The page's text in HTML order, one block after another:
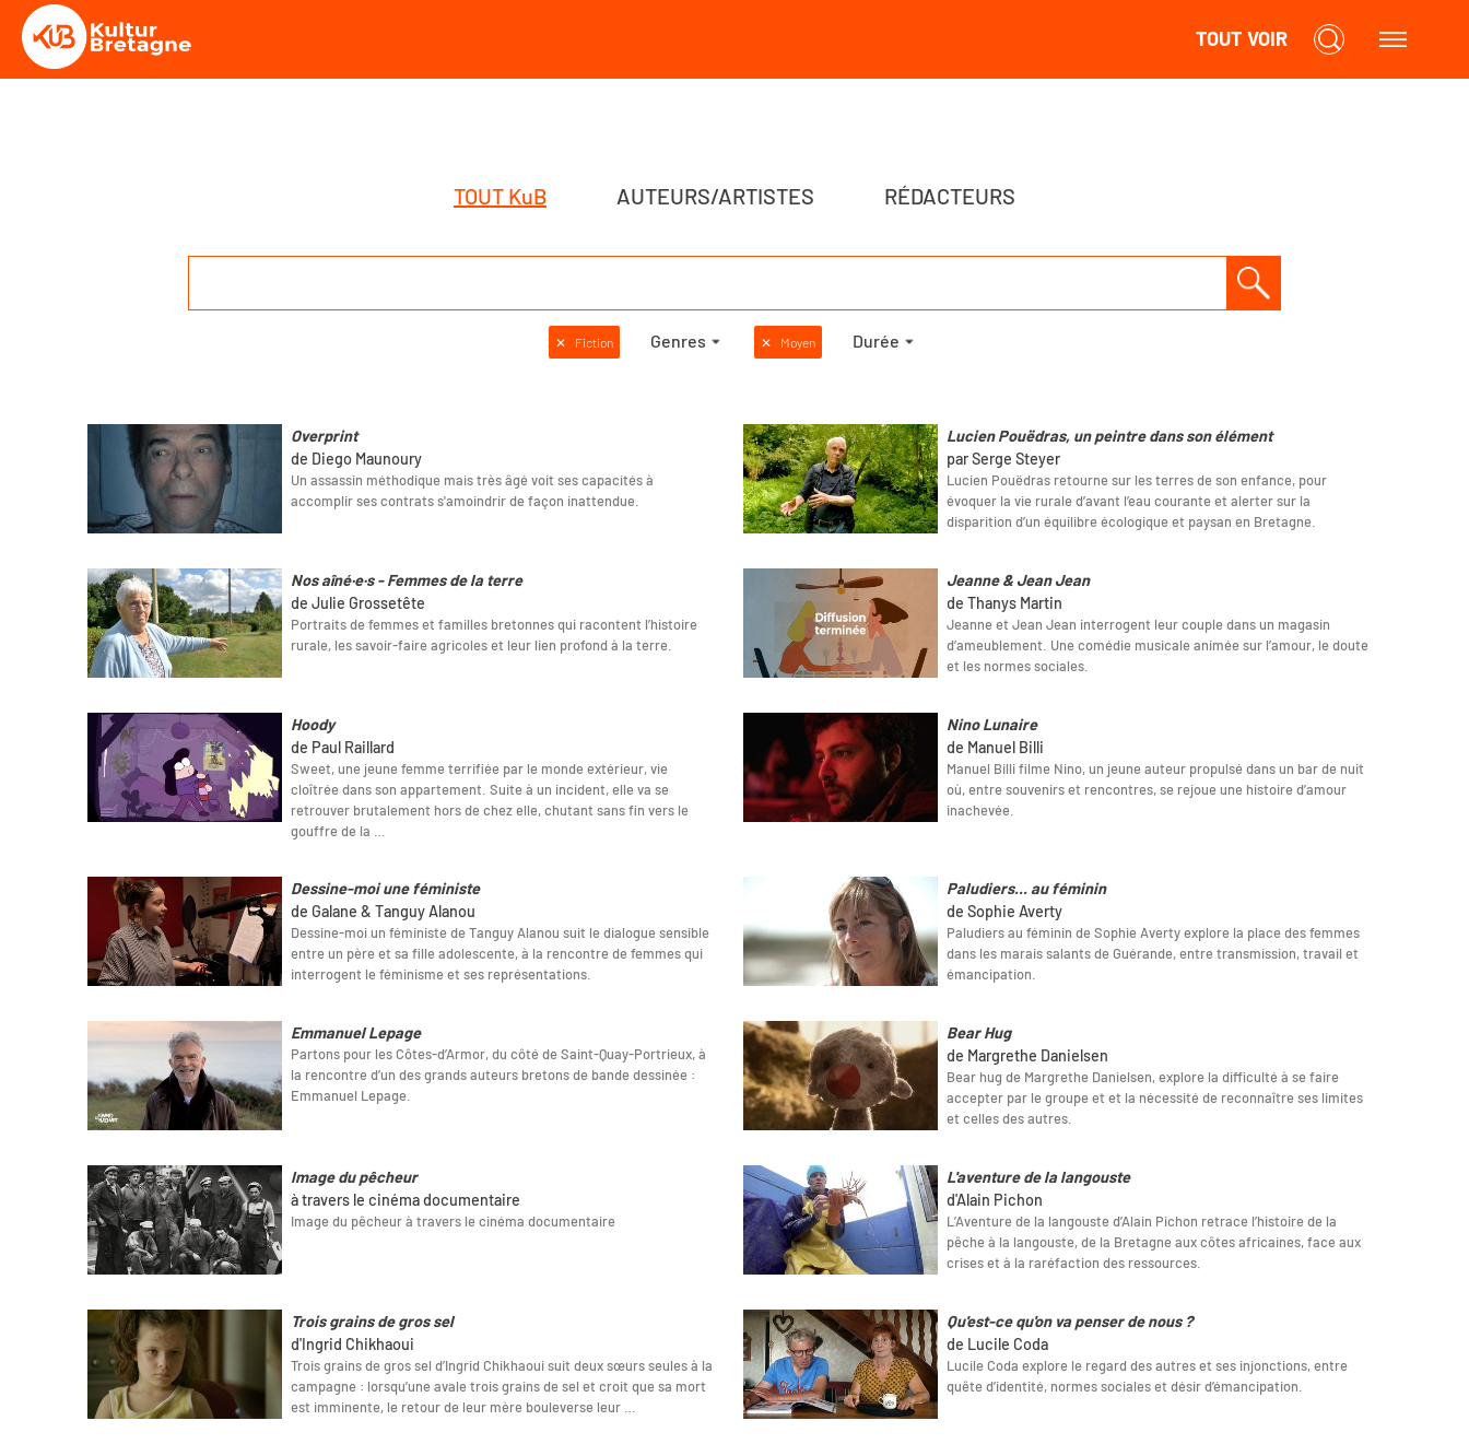
TOUT VOIR
TOUT KuB AUTEURS/ARTISTES RÉDACTEURS
✕ Fiction Genres ✕ Moyen Durée
Overprint
de Diego Maunoury
Un assassin méthodique mais très âgé voit ses capacités à
accomplir ses contrats s'amoindrir de façon inattendue.
Lucien Pouëdras, un peintre dans son élément
par Serge Steyer
Lucien Pouëdras retourne sur les terres de son enfance, pour
évoquer la vie rurale d’avant l’eau courante et alerter sur la
disparition d’un équilibre écologique et paysan en Bretagne.
Nos aîné·e·s - Femmes de la terre
de Julie Grossetête
Portraits de femmes et familles bretonnes qui racontent l’histoire
rurale, les savoir-faire agricoles et leur lien profond à la terre.
Jeanne & Jean Jean
de Thanys Martin
Jeanne et Jean Jean interrogent leur couple dans un magasin
d’ameublement. Une comédie musicale animée sur l’amour, le doute
et les normes sociales.
Hoody
de Paul Raillard
Sweet, une jeune femme terrifiée par le monde extérieur, vie
cloîtrée dans son appartement. Suite à un incident, elle va se
retrouver brutalement hors de chez elle, chutant sans fin vers le
gouffre de la …
Nino Lunaire
de Manuel Billi
Manuel Billi filme Nino, un jeune auteur propulsé dans un bar de nuit
où, entre souvenirs et rencontres, se rejoue une histoire d’amour
inachevée.
Dessine-moi une féministe
de Galane & Tanguy Alanou
Dessine-moi un féministe de Tanguy Alanou suit le dialogue sensible
entre un père et sa fille adolescente, à la rencontre de femmes qui
interrogent le féminisme et ses représentations.
Paludiers... au féminin
de Sophie Averty
Paludiers au féminin de Sophie Averty explore la place des femmes
dans les marais salants de Guérande, entre transmission, travail et
émancipation.
Emmanuel Lepage
Partons pour les Côtes-d’Armor, du côté de Saint-Quay-Portrieux, à
la rencontre d’un des grands auteurs bretons de bande dessinée :
Emmanuel Lepage.
Bear Hug
de Margrethe Danielsen
Bear hug de Margrethe Danielsen, explore la difficulté à se faire
accepter par le groupe et et la nécessité de reconnaître ses limites
et celles des autres.
Image du pêcheur
à travers le cinéma documentaire
Image du pêcheur à travers le cinéma documentaire
L'aventure de la langouste
d'Alain Pichon
L’Aventure de la langouste d’Alain Pichon retrace l’histoire de la
pêche à la langouste, de la Bretagne aux côtes africaines, face aux
crises et à la raréfaction des ressources.
Trois grains de gros sel
d'Ingrid Chikhaoui
Trois grains de gros sel d’Ingrid Chikhaoui suit deux sœurs seules à la
campagne : lorsqu’une avale trois grains de sel et croit que sa mort
est imminente, le retour de leur mère bouleverse leur …
Qu'est-ce qu'on va penser de nous ?
de Lucile Coda
Lucile Coda explore le regard des autres et ses injonctions, entre
quête d’identité, normes sociales et désir d’émancipation.